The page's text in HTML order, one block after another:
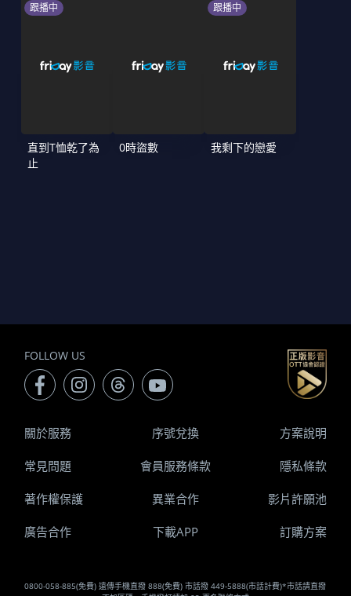
跟播中
直到T恤乾了為
止
0時盜數
跟播中
我剩下的戀愛
FOLLOW US
0800-058-885(免費) 遠傳手機直撥 888(免費) 市話撥 449-5888(市話計費)*市話請直撥
關於服務 序號兌換 方案說明
常見問題 會員服務條款 隱私條款
著作權保護 異業合作 影片許願池
廣告合作 下載APP 訂購方案